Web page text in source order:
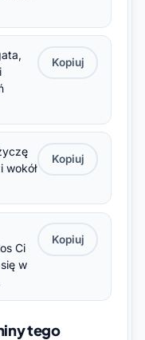
Kopiuj
Kopiuj
Ci
w
Kopiuj
tego